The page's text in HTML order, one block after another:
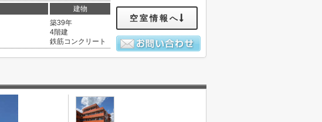
建物
築39年
4階建
鉄筋コンクリート
空室情報へ